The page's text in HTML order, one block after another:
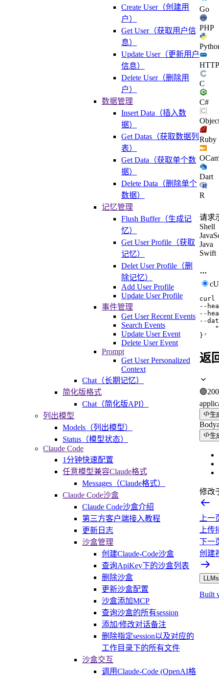
Create User（创建用
户）
Get User（获取用户信
息）
Update User（更新用户
信息）
Delete User（删除用
户）
数据管理
Insert Data（插入数
据）
Get Datas（获取数据列
表）
Get Data（获取单个数
据）
Delete Data（删除单个
数据）
记忆管理
Flush Buffer（生成记
忆）
Get User Profile（获取
记忆）
Delet User Profile（删
除记忆）
Add User Profile
Update User Profile
事件管理
Get User Recent Events
Search Events
Update User Event
Delete User Event
Prompt
Get User Personalized
Context
Chat（长期记忆）
简化版格式
Chat（简化版API）
列出模型
Models（列出模型）
Status（模型状态）
Claude Code
1分钟快速配置
任意模型兼容Claude格式
Messages（Claude格式）
Claude Code沙盒
Claude Code沙盒介绍
第三方客户端接入教程
更新日志
沙盒管理
创建Claude-Code沙盒
查询ApiKey下的沙盒列表
删除沙盒
更新沙盒配置
沙盒添加MCP
查询沙盒的所有session
添加/修改对话备注
删除指定session以及对应的
工作目录下的所有文件
沙盒交互
调用Claude-Code (OpenAI格
Go
PHP
HTTP
C
C#
Ruby
Dart
R
请求
Shell
Java
Swift
curl
--
--
--
}'
返
🟢200
生
Body
生
修改
上一
上传
下一
创建
Built